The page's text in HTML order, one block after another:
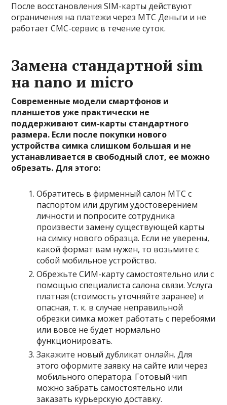
После восстановления SIM-карты действуют
ограничения на платежи через МТС Деньги и не
работает СМС-сервис в течение суток.
Замена стандартной sim
на nano и micro
Современные модели смартфонов и
планшетов уже практически не
поддерживают сим-карты стандартного
размера. Если после покупки нового
устройства симка слишком большая и не
устанавливается в свободный слот, ее можно
обрезать. Для этого:
Обратитесь в фирменный салон МТСс
паспортом или другим удостоверением
личности и попросите сотрудника
произвести замену существующей карты
на симку нового образца. Если не уверены,
какой формат вам нужен, то возьмите с
собой мобильное устройство.
Обрежьте СИМ-карту самостоятельно или с
помощью специалиста салона связи. Услуга
платная (стоимость уточняйте заранее) и
опасная, т. к. в случае неправильной
обрезки симка может работать с перебоями
или вовсе не будет нормально
функционировать.
Закажите новый дубликат онлайн. Для
этого оформите заявку на сайте или через
мобильного оператора. Готовый чип
можно забрать самостоятельно или
заказать курьерскую доставку.